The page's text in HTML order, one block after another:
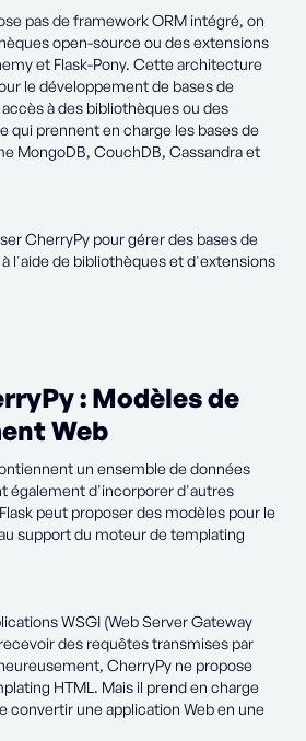
pas de framework ORM intégré, on
open-source ou des extensions
et Flask-Pony. Cette architecture
le développement de bases de
à des bibliothèques ou des
qui prennent en charge les bases de
MongoDB, CouchDB, Cassandra et
CherryPy pour gérer des bases de
l'aide de bibliothèques et d'extensions
: Modèles de
Web
un ensemble de données
également d'incorporer d'autres
peut proposer des modèles pour le
support du moteur de templating
WSGI (Web Server Gateway
des requêtes transmises par
CherryPy ne propose
HTML. Mais il prend en charge
convertir une application Web en une